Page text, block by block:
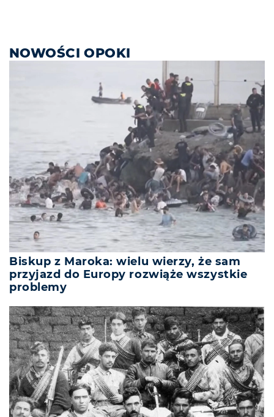
NOWOŚCI OPOKI
Biskup z Maroka: wielu wierzy, że sam
przyjazd do Europy rozwiąże wszystkie
problemy